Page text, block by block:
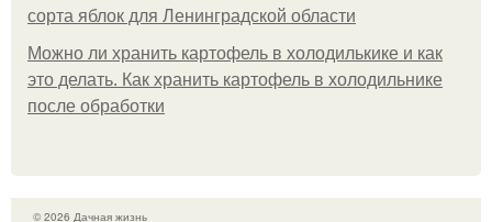
сорта яблок для Ленинградской области
Можно ли хранить картофель в холодилькике и как
это делать. Как хранить картофель в холодильнике
после обработки
© 2026 Дачная жизнь